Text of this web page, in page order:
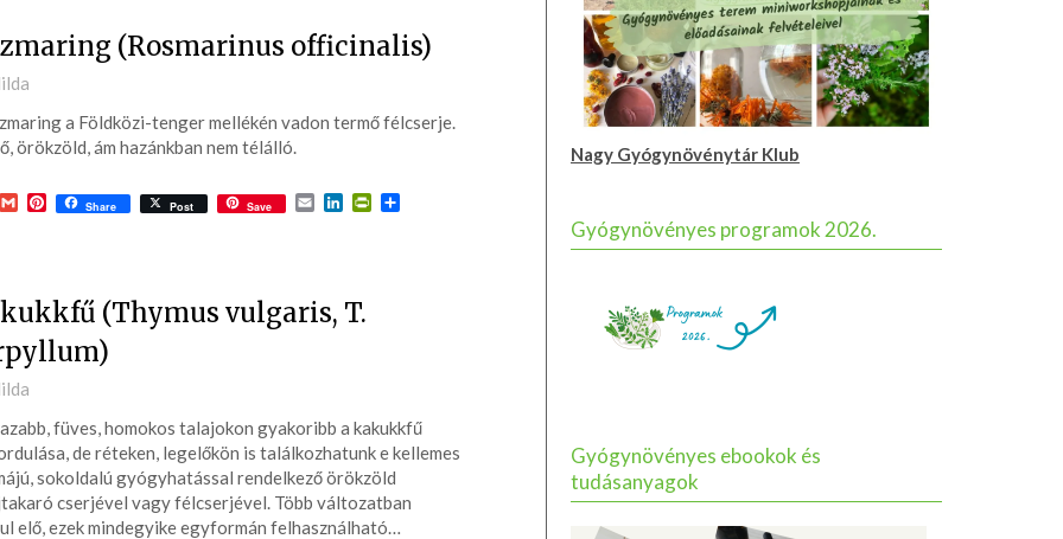
(Rosmarinus officinalis)
a Földközi-tenger mellékén vadon termő félcserje.
örökzöld, ám hazánkban nem télálló.
GmailPinterest
Share Post Save EmailLinkedInPrintFriendly
Ossza
(Thymus vulgaris, T.
füves, homokos talajokon gyakoribb a kakukkfű
de réteken, legelőkön is találkozhatunk e kellemes
sokoldalú gyógyhatással rendelkező örökzöld
cserjével vagy félcserjével. Több változatban
elő, ezek mindegyike egyformán felhasználható…
Nagy Gyógynövénytár Klub
Gyógynövényes programok 2026.
Gyógynövényes ebookok és
tudásanyagok